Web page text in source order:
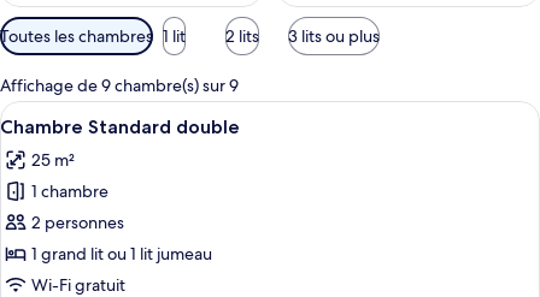
Filtres
disponibles
pour
les
chambres
Toutes les chambres 1 lit 2 lits 3 lits ou plus
Affichage de 9 chambre(s) sur 9
Afficher
toutes
les
photos
pour
ce
type
Une chambre à coucher avec un lit
12
Chambre Standard double
25 m²
1 chambre
2 personnes
1 grand lit ou 1 lit jumeau
Wi-Fi gratuit